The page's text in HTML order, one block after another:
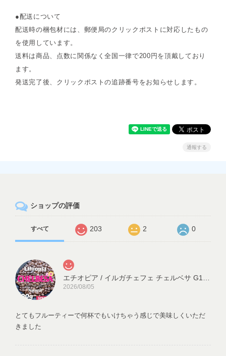
●配送について
配送時の梱包材には、郵便局のクリックポストに対応したもの
を使用しています。
送料は商品、点数に関係なく全国一律で200円を頂戴しており
ます。
発送完了後、クリックポストの追跡番号をお知らせします。
通報する
ショップの評価
すべて 203 2 0
2026/08/05
とてもフルーティーで何杯でもいけちゃう感じで美味しくいただ
きました